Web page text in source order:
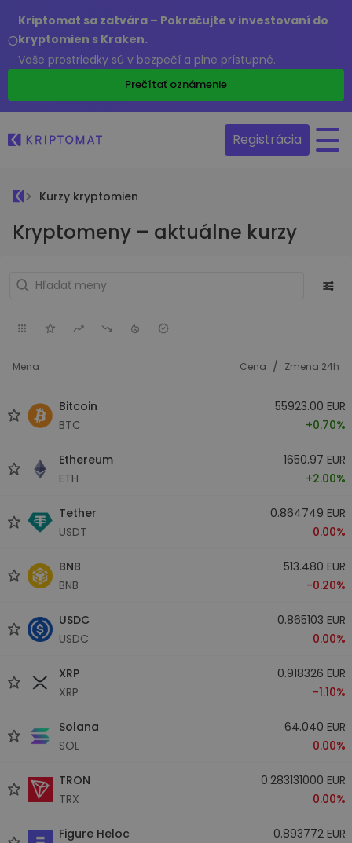
Kriptomat sa zatvára – Pokračujte v investovaní do
kryptomien s Kraken.
Vaše prostriedky sú v bezpečí a plne prístupné.
Prečítať oznámenie
Registrácia
Kurzy kryptomien
Kryptomeny – aktuálne kurzy
Mena Cena / Zmena 24h
Bitcoin
BTC
55923.00 EUR
+0.70%
Ethereum
ETH
1650.97 EUR
+2.00%
Tether
USDT
0.864749 EUR
0.00%
BNB
BNB
513.480 EUR
-0.20%
USDC
USDC
0.865103 EUR
0.00%
XRP
XRP
0.918326 EUR
-1.10%
Solana
SOL
64.040 EUR
0.00%
TRON
TRX
0.283131000 EUR
0.00%
Figure Heloc
0.893772 EUR